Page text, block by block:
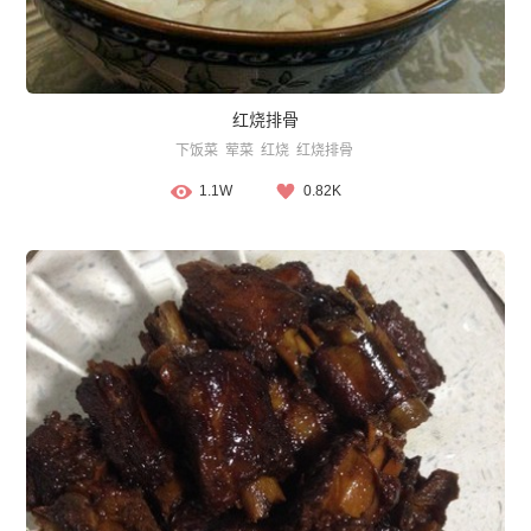
红烧排骨
下饭菜 荤菜 红烧 红烧排骨
1.1W 0.82K